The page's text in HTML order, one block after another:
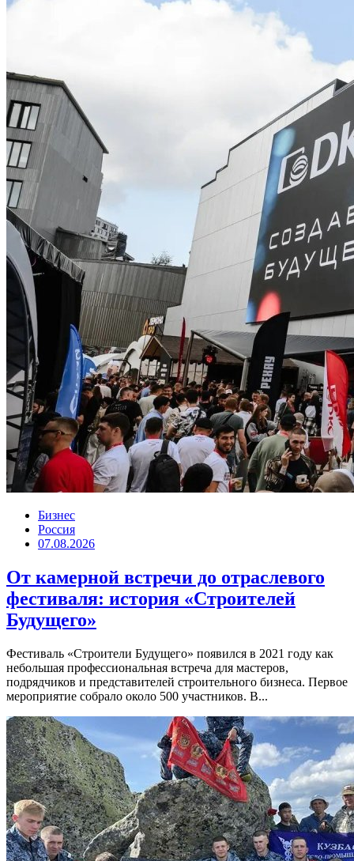
Бизнес
Россия
07.08.2026
От камерной встречи до отраслевого
фестиваля: история «Строителей
Будущего»
Фестиваль «Строители Будущего» появился в 2021 году как
небольшая профессиональная встреча для мастеров,
подрядчиков и представителей строительного бизнеса. Первое
мероприятие собрало около 500 участников. В...